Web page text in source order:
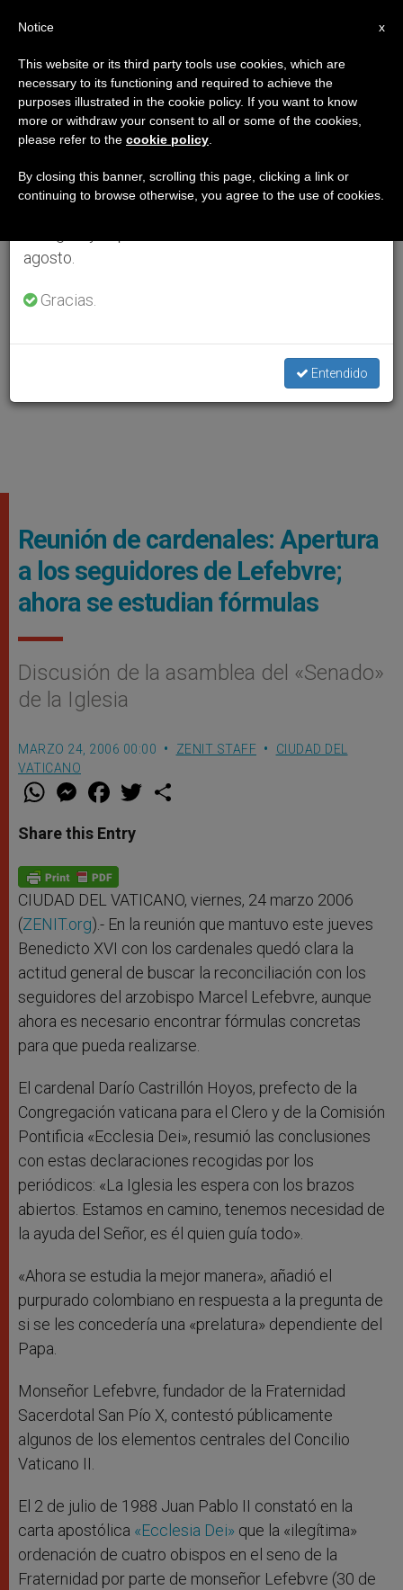
Reunión de cardenales: Apertura
a los seguidores de Lefebvre;
ahora se estudian fórmulas
Discusión de la asamblea del «Senado»
de la Iglesia
MARZO 24, 2006 00:00 ZENIT STAFF
CIUDAD DEL
VATICANO
W
t
s
p
p
M
e
s
e
g
e
r
F
a
e
b
o
k
w
Share this Entry
CIUDAD DEL VATICANO, viernes, 24 marzo 2006
(ZENIT.org).- En la reunión que mantuvo este jueves
Benedicto XVI con los cardenales quedó clara la
actitud general de buscar la reconciliación con los
seguidores del arzobispo Marcel Lefebvre, aunque
ahora es necesario encontrar fórmulas concretas
para que pueda realizarse.
El cardenal Darío Castrillón Hoyos, prefecto de la
Congregación vaticana para el Clero y de la Comisión
Pontificia «Ecclesia Dei», resumió las conclusiones
con estas declaraciones recogidas por los
periódicos: «La Iglesia les espera con los brazos
abiertos. Estamos en camino, tenemos necesidad de
la ayuda del Señor, es él quien guía todo».
«Ahora se estudia la mejor manera», añadió el
purpurado colombiano en respuesta a la pregunta de
si se les concedería una «prelatura» dependiente del
Papa.
Monseñor Lefebvre, fundador de la Fraternidad
Sacerdotal San Pío X, contestó públicamente
algunos de los elementos centrales del Concilio
Vaticano II.
El 2 de julio de 1988 Juan Pablo II constató en la
carta apostólica «Ecclesia Dei» que la «ilegítima»
ordenación de cuatro obispos en el seno de la
Fraternidad por parte de monseñor Lefebvre (30 de
×
Aviso importante
Del 27 de julio al 7 de agosto haremos la pausa
anual, aprovechando que en el periodo de verano
se generan menos informaciones y también el
agosto.
Gracias.
Entendido
x
Notice
This website or its third party tools use cookies, which are
necessary to its functioning and required to achieve the
purposes illustrated in the cookie policy. If you want to know
more or withdraw your consent to all or some of the cookies,
please refer to the cookie policy
By closing this banner, scrolling this page, clicking a link or
continuing to browse otherwise, you agree to the use of cookies.